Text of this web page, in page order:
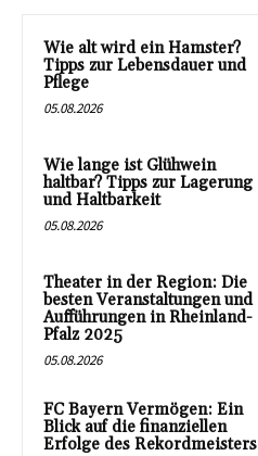
Wie alt wird ein Hamster?
Tipps zur Lebensdauer und
Pflege
05.08.2026
Wie lange ist Glühwein
haltbar? Tipps zur Lagerung
und Haltbarkeit
05.08.2026
Theater in der Region: Die
besten Veranstaltungen und
Aufführungen in Rheinland-
Pfalz 2025
05.08.2026
FC Bayern Vermögen: Ein
Blick auf die finanziellen
Erfolge des Rekordmeisters